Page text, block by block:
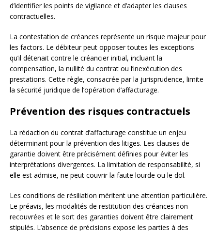
d’identifier les points de vigilance et d’adapter les clauses
contractuelles.
La contestation de créances représente un risque majeur pour
les factors. Le débiteur peut opposer toutes les exceptions
qu’il détenait contre le créancier initial, incluant la
compensation, la nullité du contrat ou l’inexécution des
prestations. Cette règle, consacrée par la jurisprudence, limite
la sécurité juridique de l’opération d’affacturage.
Prévention des risques contractuels
La rédaction du contrat d’affacturage constitue un enjeu
déterminant pour la prévention des litiges. Les clauses de
garantie doivent être précisément définies pour éviter les
interprétations divergentes. La limitation de responsabilité, si
elle est admise, ne peut couvrir la faute lourde ou le dol.
Les conditions de résiliation méritent une attention particulière.
Le préavis, les modalités de restitution des créances non
recouvrées et le sort des garanties doivent être clairement
stipulés. L’absence de précisions expose les parties à des